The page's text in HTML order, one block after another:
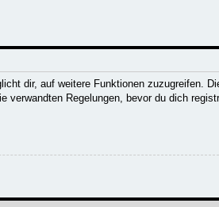
dir, auf weitere Funktionen zuzugreifen.
Regelungen, bevor du dich